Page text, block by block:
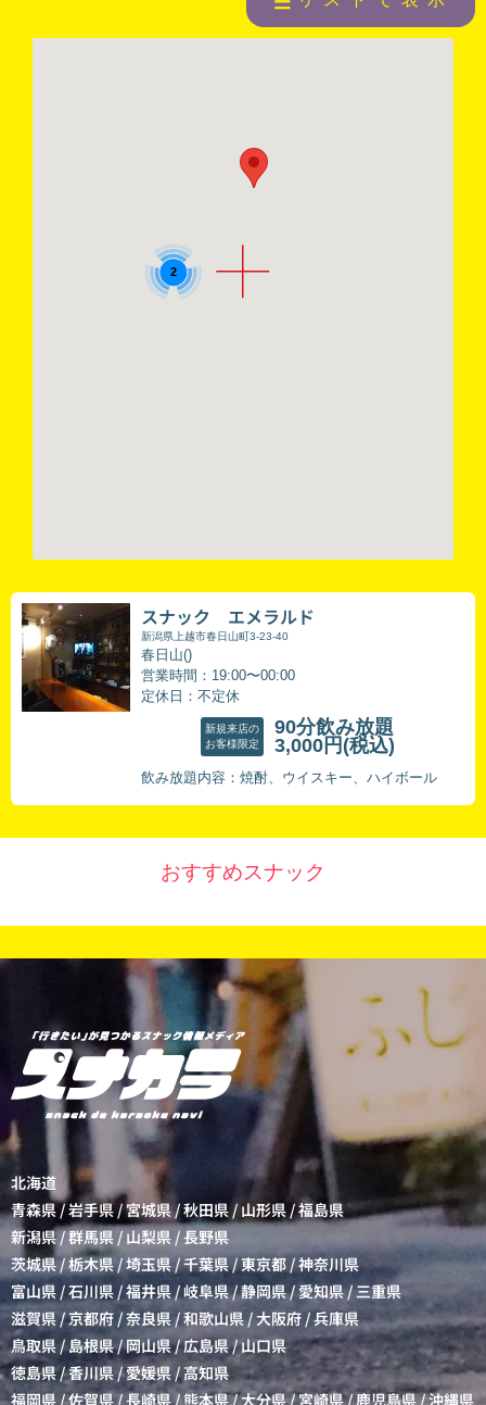
2
スナック エメラルド
新潟県上越市春日山町3-23-40
春日山()
営業時間：19:00〜00:00
定休日：不定休
新規来店の
お客様限定
90分飲み放題
3,000円 (税込)
飲み放題内容：焼酎、ウイスキー、ハイボール
おすすめスナック
北海道
青森県/岩手県/宮城県/秋田県 / 山形県/福島県
新潟県/群馬県 / 山梨県 /長野県
茨城県 /栃木県/埼玉県/千葉県/東京都 /神奈川県
富山県 /石川県 /福井県/岐阜県/静岡県/愛知県/三重県
滋賀県/京都府/奈良県 /和歌山県/大阪府 /兵庫県
鳥取県 / 島根県/岡山県/広島県/山口県
徳島県/香川県/愛媛県 /高知県
福岡県 /佐賀県 /長崎県/熊本県/大分県/宮崎県/鹿児島県/沖縄県